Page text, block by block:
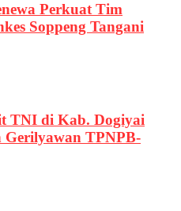
Perkuat Tim
Soppeng Tangani
TNI di Kab. Dogiyai
Gerilyawan TPNPB-